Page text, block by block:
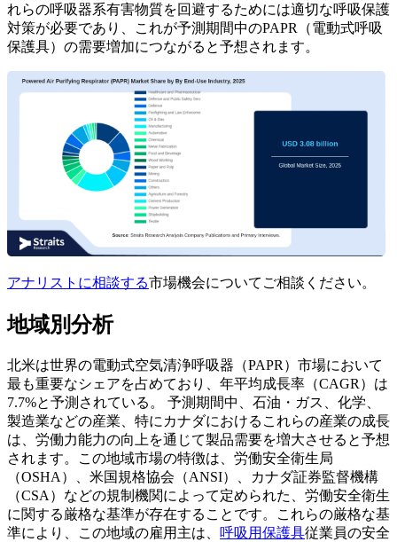
れらの呼吸器系有害物質を回避するためには適切な呼吸保護
対策が必要であり、これが予測期間中のPAPR（電動式呼吸
保護具）の需要増加につながると予想されます。
アナリストに相談する市場機会についてご相談ください。
地域別分析
北米は世界の電動式空気清浄呼吸器（PAPR）市場において
最も重要なシェアを占めており、年平均成長率（CAGR）は
7.7%と予測されている。
予測期間中、石油・ガス、化学、
製造業などの産業、特にカナダにおけるこれらの産業の成長
は、労働力能力の向上を通じて製品需要を増大させると予想
されます。この地域市場の特徴は、労働安全衛生局
（OSHA）、米国規格協会（ANSI）、カナダ証券監督機構
（CSA）などの規制機関によって定められた、労働安全衛生
に関する厳格な基準が存在することです。これらの厳格な基
準により、この地域の雇用主は、 呼吸用保護具従業員の安全